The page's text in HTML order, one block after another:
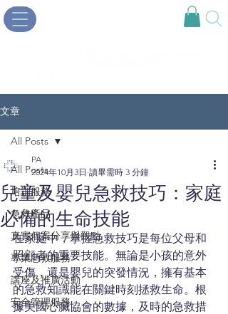
文章
All Posts
培訓服務
急救產品
真實個案分享與觀點
專業急救服務
講座及推廣活動
安全管理服務
All Posts
兒童及嬰兒急救技巧：家庭
必備的生命技能
PA
2024年10月3日 讀畢需時 3 分鐘
在家庭中，掌握急救技巧是每位父母和
照顧者的重要技能。無論是小孩的意外
受傷，還是嬰兒的突發情況，擁有基本
的急救知識能在關鍵時刻拯救生命。根
據美國心臟協會的數據，及時的急救措